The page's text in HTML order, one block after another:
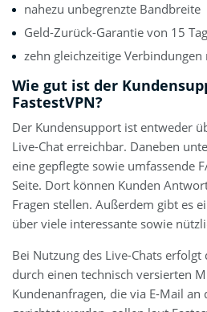
nahezu unbegrenzte Bandbreite
Geld-Zurück-Garantie von 15
zehn gleichzeitige Verbindungen
Wie gut ist der
FastestVPN?
Der Kundensupport ist entweder
Live-Chat erreichbar. Daneben
eine gepflegte sowie umfassende
Seite. Dort können Kunden
Fragen stellen. Außerdem gibt es
über viele interessante sowie
Bei Nutzung des Live-Chats
durch einen technisch versierten
Kundenanfragen, die via E-Mail an